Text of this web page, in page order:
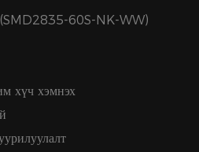
(SMD2835-60S-NK-WW)
хүч хэмнэх